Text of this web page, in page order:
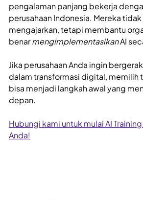
pengalaman panjang bekerja
perusahaan Indonesia. Mereka tidak
mengajarkan, tetapi membantu
benarmengimplementasikanAI
Jika perusahaan Anda ingin
dalam transformasi digital, memilih
bisa menjadi langkah awal yang
depan.
Hubungi kami untuk mulai AI
Anda!